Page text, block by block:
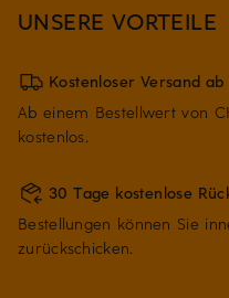
UNSERE VORTEILE
Kostenloser Versand ab
Ab einem Bestellwert von
kostenlos.
30 Tage kostenlose
Bestellungen können Sie
zurückschicken.